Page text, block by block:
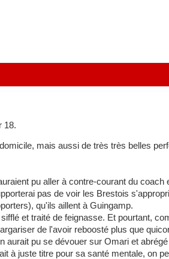
18.
mais aussi de très très belles
pu aller à contre-courant du
pas de voir les Brestois
qu'ils aillent à Guingamp.
et traité de feignasse. Et pourtant,
de l'avoir reboosté plus que
aurait pu se dévouer sur Omari et
à juste titre pour sa santé mentale, on